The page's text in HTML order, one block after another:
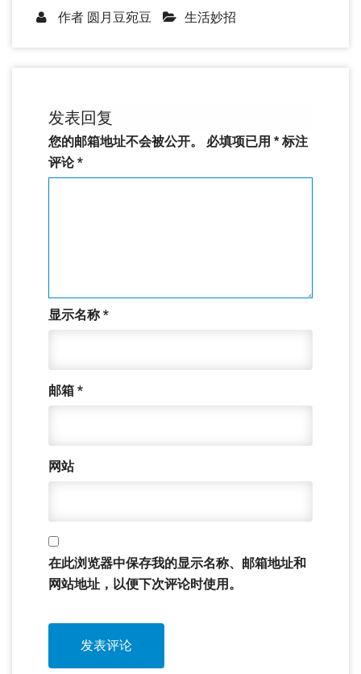
作者 圆月豆宛豆 生活妙招
发表回复
您的邮箱地址不会被公开。 必填项已用 * 标注
评论*
显示名称*
邮箱 *
网站
在此浏览器中保存我的显示名称、邮箱地址和
网站地址，以便下次评论时使用。